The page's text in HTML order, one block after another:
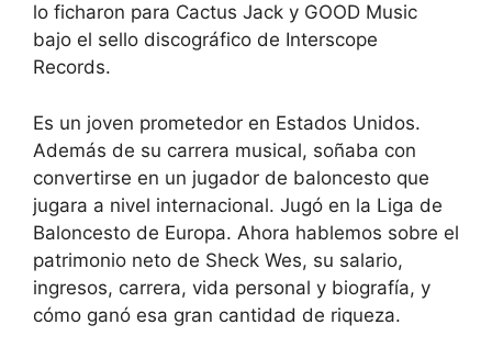
lo ficharon para Cactus Jack y GOOD Music
bajo el sello discográfico de Interscope
Records.
Es un joven prometedor en Estados Unidos.
Además de su carrera musical, soñaba con
convertirse en un jugador de baloncesto que
jugara a nivel internacional. Jugó en la Liga de
Baloncesto de Europa. Ahora hablemos sobre el
patrimonio neto de Sheck Wes, su salario,
ingresos, carrera, vida personal y biografía, y
cómo ganó esa gran cantidad de riqueza.